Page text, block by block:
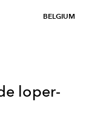
BELGIUM
loper-